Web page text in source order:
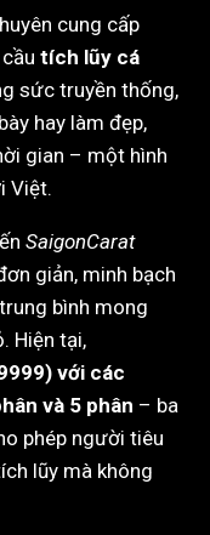
cung cấp
tích lũy cá
sức truyền thống,
hay làm đẹp,
gian – một hình
Việt.
SaigonCarat
giản, minh bạch
bình mong
Hiện tại,
với các
và 5 phân – ba
phép người tiêu
lũy mà không